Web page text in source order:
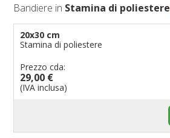
Bandiere in Stamina di poliestere
20x30 cm
Stamina di poliestere
Prezzo cda:
29,00 €
(IVA inclusa)